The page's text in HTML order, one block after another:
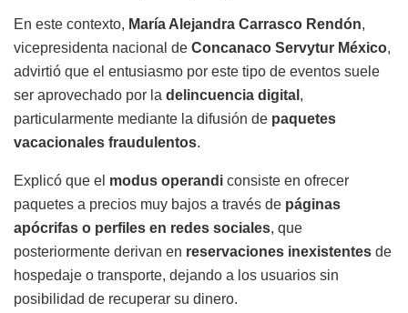
En este contexto, María Alejandra Carrasco Rendón,
vicepresidenta nacional de Concanaco Servytur México,
advirtió que el entusiasmo por este tipo de eventos suele
ser aprovechado por la delincuencia digital ,
particularmente mediante la difusión de paquetes
vacacionales fraudulentos.
Explicó que el modus operandi consiste en ofrecer
paquetes a precios muy bajos a través de páginas
apócrifas o perfiles en redes sociales, que
posteriormente derivan en reservaciones inexistentes de
hospedaje o transporte, dejando a los usuarios sin
posibilidad de recuperar su dinero.